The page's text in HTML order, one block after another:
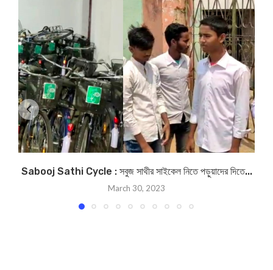
Sabooj Sathi Cycle : সবুজ সাথীর সাইকেল নিতে পড়ুয়াদের দিতে...
March 30, 2023